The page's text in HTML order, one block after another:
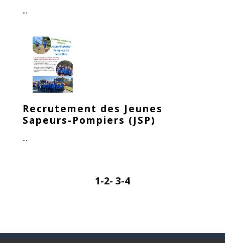
...
Recrutement des Jeunes
Sapeurs-Pompiers (JSP)
...
1-2- 3-4